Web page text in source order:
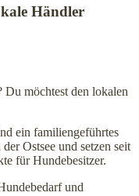
Händler
möchtest den lokalen
ein familiengeführtes
Ostsee und setzen seit
für Hundebesitzer.